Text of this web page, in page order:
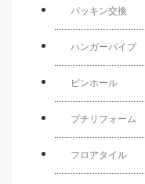
パッキン交換
ハンガーパイプ
ピンホール
プチリフォーム
フロアタイル